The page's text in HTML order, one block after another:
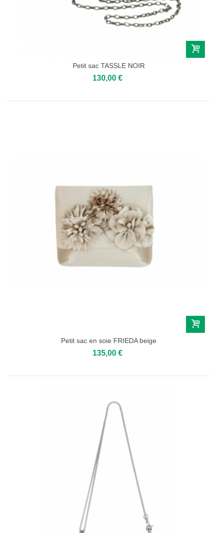
Petit sac TASSLE NOIR
130,00 €
Petit sac en soie FRIEDA beige
135,00 €